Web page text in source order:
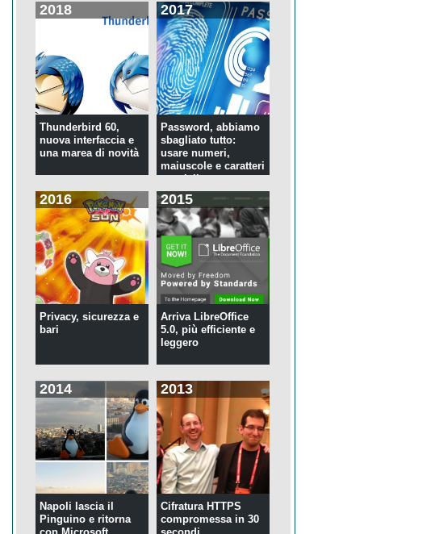
2018
Thunderbird 60,
nuova interfaccia e
una marea di novità
2017
Password, abbiamo
sbagliato tutto:
usare numeri,
maiuscole e caratteri
speciali ...
2016
Privacy, sicurezza e
bari
2015
Arriva LibreOffice
5.0, più efficiente e
leggero
2014
Napoli lascia il
Pinguino e ritorna
2013
Cifratura HTTPS
compromessa in 30